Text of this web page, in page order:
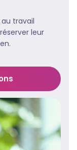
travail
leur